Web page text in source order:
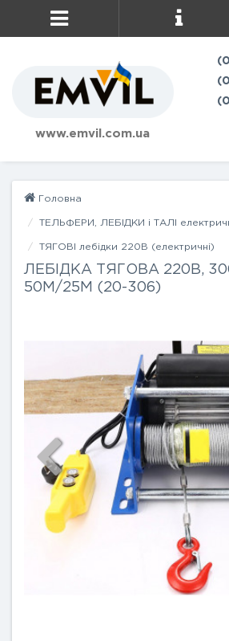
www.emvil.com.ua
Головна
ТЕЛЬФЕРИ, ЛЕБІДКИ і ТАЛІ
ТЯГОВІ лебідки 220В (електричні)
ЛЕБІДКА ТЯГОВА 220В,
50М/25М (20-306)